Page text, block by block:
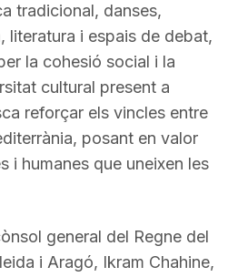
tradicional, danses,
literatura i espais de debat,
la cohesió social i la
cultural present a
reforçar els vincles entre
posant en valor
i humanes que uneixen les
general del Regne del
i Aragó, Ikram Chahine,